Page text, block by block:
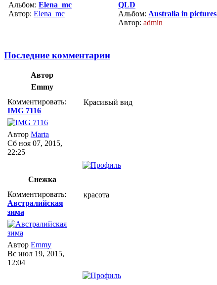
Альбом: Elena_mc
Автор: Elena_mc
QLD
Альбом: Australia in pictures
Автор: admin
Последние комментарии
Автор
Emmy
Комментировать:
IMG 7116
Автор Marta
Сб ноя 07, 2015,
22:25
Красивый вид
Снежка
Комментировать:
Австралийская
зима
Автор Emmy
Вс июл 19, 2015,
12:04
красота